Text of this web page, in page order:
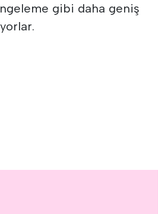
gibi daha geniş